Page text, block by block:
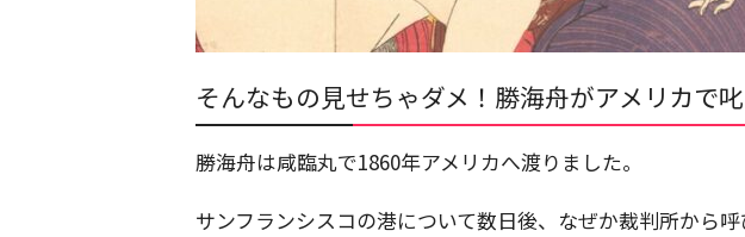
そんなもの見せちゃダメ！勝海舟がアメリカで
勝海舟は咸臨丸で1860年アメリカへ渡りました。
サンフランシスコの港について数日後、なぜか裁判所から